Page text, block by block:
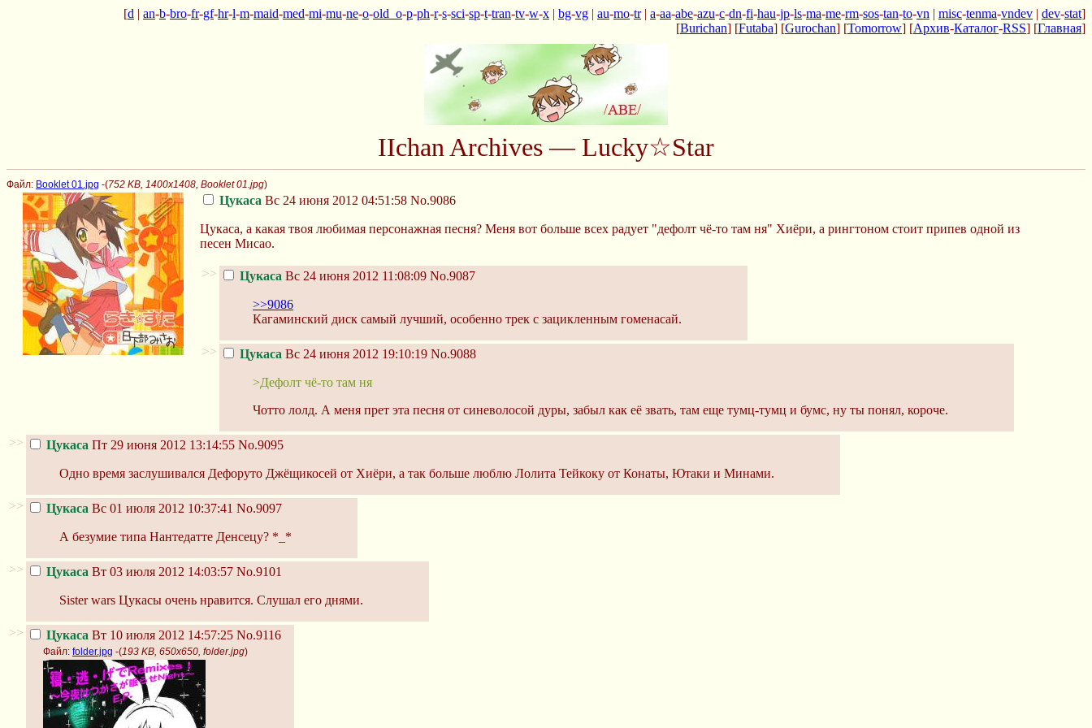
[d | an-b-bro-fr-gf-hr-l-m-maid-med-mi-mu-ne-o-old_o-p-ph-r-s-sci-sp-t-tran-tv-w-x | bg-vg | au-mo-tr| a-aa-abe-azu-c-dn-fi-hau-jp-ls-ma-me-rm-sos-tan-to-vn | misc-tenma-vndev | dev-stat]
[Burichan] [Futaba] [Gurochan] [Tomorrow] [Архив-Каталог-RSS] [Главная]
IIchan Archives — Lucky☆Star
Файл: Booklet 01.jpg -(752 KB, 1400x1408, Booklet 01.jpg)
Цукаса Вс 24 июня 2012 04:51:58 No.9086
Цукаса, а какая твоя любимая персонажная песня? Меня вот больше всех радует "дефолт чё-то там ня" Хиёри, а рингтоном стоит припев одной из
песен Мисао.
>> Цукаса Вс 24 июня 2012 11:08:09 No.9087
>>9086
Кагаминский диск самый лучший, особенно трек с зацикленным гоменасай.
>> Цукаса Вс 24 июня 2012 19:10:19 No.9088
>Дефолт чё-то там ня
Чотто лолд. А меня прет эта песня от синеволосой дуры, забыл как её звать, там еще тумц-тумц и бумс, ну ты понял, короче.
>> Цукаса Пт 29 июня 2012 13:14:55 No.9095
Одно время заслушивался Дефоруто Джёщикосей от Хиёри, а так больше люблю Лолита Тейкоку от Конаты, Ютаки и Минами.
>> Цукаса Вс 01 июля 2012 10:37:41 No.9097
А безумие типа Нантедатте Денсецу? *_*
>> Цукаса Вт 03 июля 2012 14:03:57 No.9101
Sister wars Цукасы очень нравится. Слушал его днями.
>> Цукаса Вт 10 июля 2012 14:57:25 No.9116
Файл: folder.jpg -(193 KB, 650x650, folder.jpg)